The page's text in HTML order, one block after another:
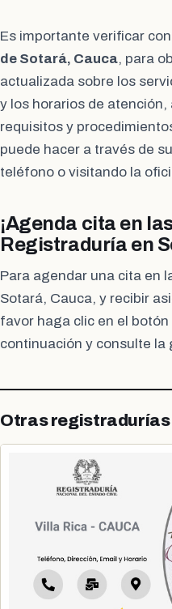
Es importante verificar
de Sotará, Cauca, para
actualizada sobre los
y los horarios de
requisitos y
puede hacer a través de
teléfono o visitando la
¡Agenda cita en
Registraduría en
Para agendar una cita en
Sotará, Cauca, y recibir
favor haga clic en el
continuación y consulte la
Otras registradurías